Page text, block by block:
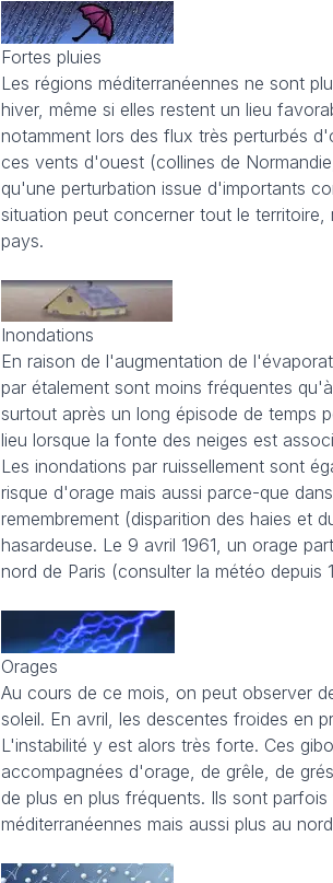
Fortes pluies
Les régions méditerranéennes ne sont
hiver, même si elles restent un lieu
notamment lors des flux très perturbés
ces vents d'ouest (collines de
qu'une perturbation issue d'importants
situation peut concerner tout le
pays.
Inondations
En raison de l'augmentation de
par étalement sont moins fréquentes
surtout après un long épisode de temps
lieu lorsque la fonte des neiges est
Les inondations par ruissellement sont
risque d'orage mais aussi parce-que
remembrement (disparition des haies et
hasardeuse. Le 9 avril 1961, un orage
nord de Paris (consulter la météo depuis
Orages
Au cours de ce mois, on peut observer
soleil. En avril, les descentes froides en
L'instabilité y est alors très forte. Ces
accompagnées d'orage, de grêle, de
de plus en plus fréquents. Ils sont
méditerranéennes mais aussi plus au